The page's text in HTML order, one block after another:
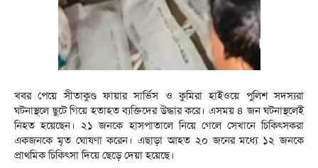
খবর পেয়ে সীতাকুণ্ড ফায়ার সার্ভিস ও কুমিরা হাইওয়ে পুলিশ সদস্যরা
ঘটনাস্থলে ছুটে গিয়ে হতাহত ব্যক্তিদের উদ্ধার করে। এসময় ৪ জন ঘটনাস্থলেই
নিহত হয়েছেন। ২১ জনকে হাসপাতালে নিয়ে গেলে সেখানে চিকিৎসকরা
একজনকে মৃত ঘোষণা করেন। এছাড়া আহত ২০ জনের মধ্যে ১২ জনকে
প্রাথমিক চিকিৎসা দিয়ে ছেড়ে দেয়া হয়েছে।